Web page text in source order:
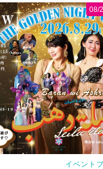
8月以降のショースケジュ
様にお会いできますように
メッセージください
お待
す
Ashraqat Show
岡山・8/22(土) […]
イベント
08/